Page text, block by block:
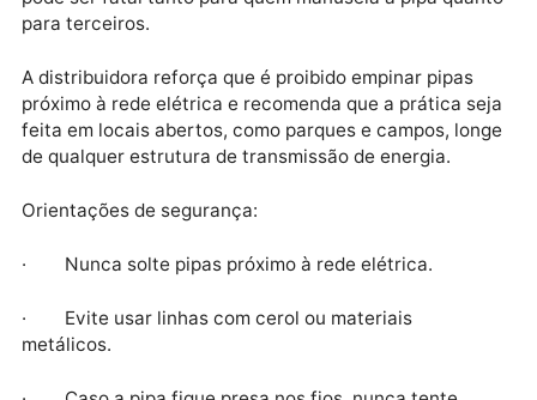
mas caso a pipa fique presa jamais tente retirá-la,
linha: é neste momento que acontece o curto-
alerta o coordenador de Planejamento e Qualidade
Energisa, Tiago Duarte.
de acidente oferece risco real de choque elétrico,
pode ser fatal tanto para quem manuseia a pipa
para terceiros.
A distribuidora reforça que é proibido empinar pipas